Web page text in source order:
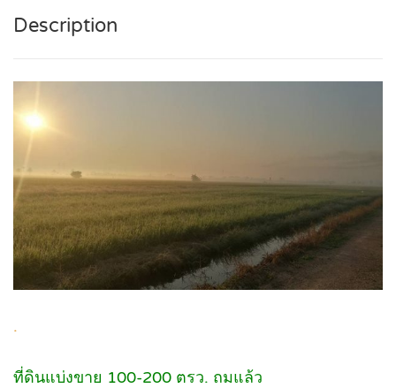
Description
.
ที่ดินแบ่งขาย 100-200 ตรว. ถมแล้ว